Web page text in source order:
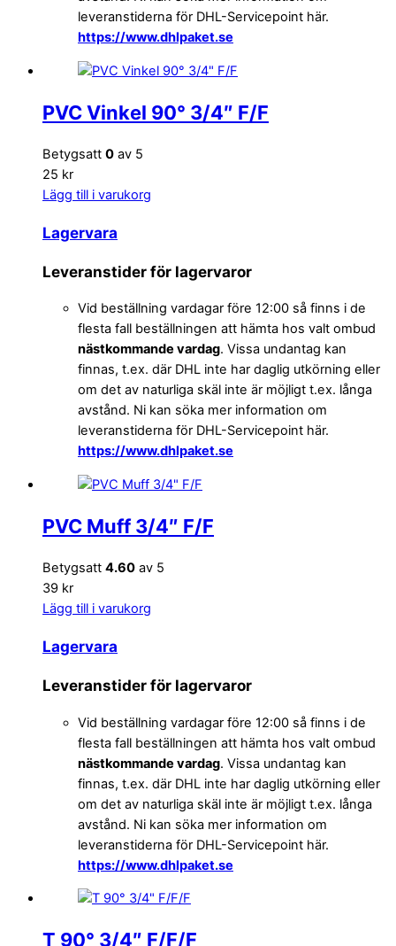
leveranstiderna för DHL-Servicepoint här.
https://www.dhlpaket.se
PVC Vinkel 90° 3/4″ F/F
Betygsatt 0 av 5
25 kr
Lägg till i varukorg
Lagervara
Leveranstider för lagervaror
Vid beställning vardagar före 12:00 så finns i de
flesta fall beställningen att hämta hos valt ombud
nästkommande vardag. Vissa undantag kan
finnas, t.ex. där DHL inte har daglig utkörning eller
om det av naturliga skäl inte är möjligt t.ex. långa
avstånd. Ni kan söka mer information om
leveranstiderna för DHL-Servicepoint här.
https://www.dhlpaket.se
PVC Muff 3/4″ F/F
Betygsatt 4.60 av 5
39 kr
Lägg till i varukorg
Lagervara
Leveranstider för lagervaror
Vid beställning vardagar före 12:00 så finns i de
flesta fall beställningen att hämta hos valt ombud
nästkommande vardag. Vissa undantag kan
finnas, t.ex. där DHL inte har daglig utkörning eller
om det av naturliga skäl inte är möjligt t.ex. långa
avstånd. Ni kan söka mer information om
leveranstiderna för DHL-Servicepoint här.
https://www.dhlpaket.se
T 90° 3/4″ F/F/F